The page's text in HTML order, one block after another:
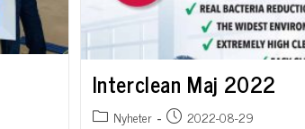
Interclean Maj 2022
Nyheter 2022-08-29